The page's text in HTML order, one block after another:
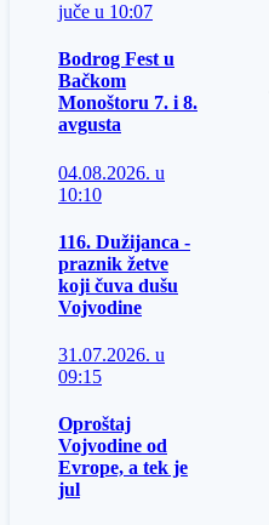
juče u 10:07
Bodrog Fest u
Bačkom
Monoštoru 7. i 8.
avgusta
04.08.2026. u
10:10
116. Dužijanca -
praznik žetve
koji čuva dušu
Vojvodine
31.07.2026. u
09:15
Oproštaj
Vojvodine od
Evrope, a tek je
jul